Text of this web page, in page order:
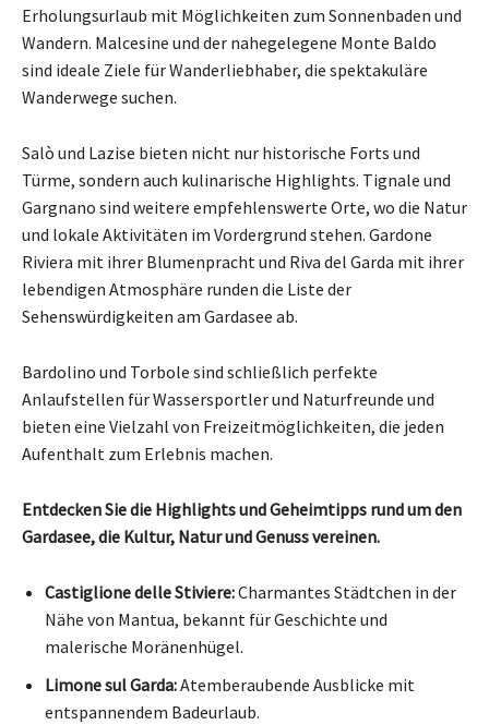
Erholungsurlaub mit Möglichkeiten zum Sonnenbaden und
Wandern. Malcesine und der nahegelegene Monte Baldo
sind ideale Ziele für Wanderliebhaber, die spektakuläre
Wanderwege suchen.
Salò und Lazise bieten nicht nur historische Forts und
Türme, sondern auch kulinarische Highlights. Tignale und
Gargnano sind weitere empfehlenswerte Orte, wo die Natur
und lokale Aktivitäten im Vordergrund stehen. Gardone
Riviera mit ihrer Blumenpracht und Riva del Garda mit ihrer
lebendigen Atmosphäre runden die Liste der
Sehenswürdigkeiten am Gardasee ab.
Bardolino und Torbole sind schließlich perfekte
Anlaufstellen für Wassersportler und Naturfreunde und
bieten eine Vielzahl von Freizeitmöglichkeiten, die jeden
Aufenthalt zum Erlebnis machen.
Entdecken Sie die Highlights und Geheimtipps rund um den
Gardasee, die Kultur, Natur und Genuss vereinen.
Castiglione delle Stiviere:Charmantes Städtchen in der
Nähe von Mantua, bekannt für Geschichte und
malerische Moränenhügel.
Limone sul Garda:Atemberaubende Ausblicke mit
entspannendem Badeurlaub.